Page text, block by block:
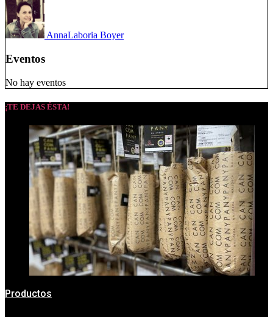
AnnaLaboria Boyer
Eventos
No hay eventos
¡TE DEJAS ÉSTA!
Productos